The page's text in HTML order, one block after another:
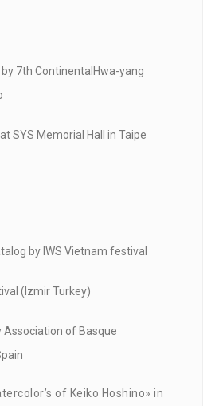
7th ContinentalHwa-yang
SYS Memorial Hall in Taipe
by IWS Vietnam festival
(Izmir Turkey)
Association of Basque
of Keiko Hoshino» in